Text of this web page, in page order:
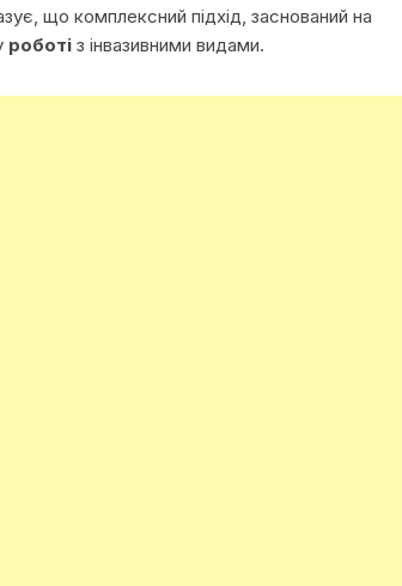
що комплексний підхід, заснований на
роботі з інвазивними видами.